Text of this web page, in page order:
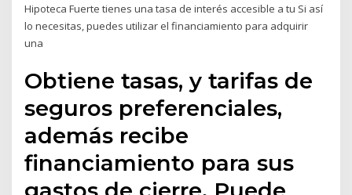
Hipoteca Fuerte tienes una tasa de interés accesible a tu Si así
lo necesitas, puedes utilizar el financiamiento para adquirir
una
Obtiene tasas, y tarifas de
seguros preferenciales,
además recibe
financiamiento para sus